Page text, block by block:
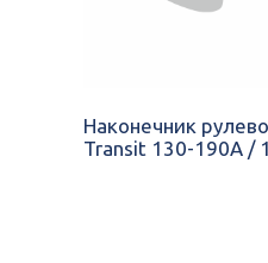
Наконечник
Transit 130-190A /